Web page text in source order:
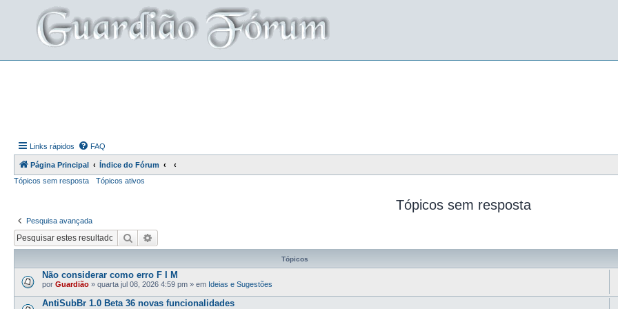
Links rápidos FAQ
Página Principal
Índice do Fórum
Tópicos sem resposta
Tópicos ativos
Tópicos sem resposta
Pesquisa avançada
Pesquisar
Tópicos
Não considerar como erro F I M
por Guardião » quarta jul 08, 2026 4:59 pm » em Ideias e Sugestões
AntiSubBr 1.0 Beta 36 novas funcionalidades